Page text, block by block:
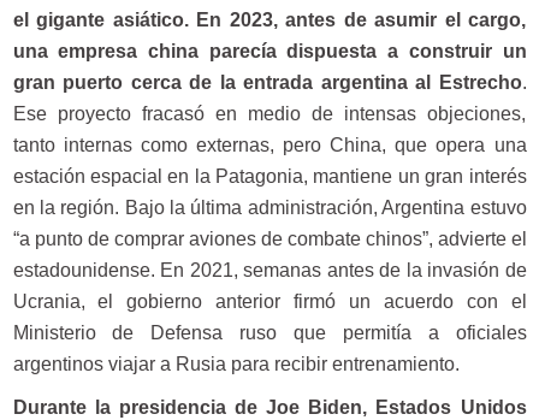
el gigante asiático. En 2023, antes de asumir el cargo,
una empresa china parecía dispuesta a construir un
gran puerto cerca de la entrada argentina al Estrecho.
Ese proyecto fracasó en medio de intensas objeciones,
tanto internas como externas, pero China, que opera una
estación espacial en la Patagonia, mantiene un gran interés
en la región. Bajo la última administración, Argentina estuvo
“a punto de comprar aviones de combate chinos”, advierte el
estadounidense. En 2021, semanas antes de la invasión de
Ucrania, el gobierno anterior firmó un acuerdo con el
Ministerio de Defensa ruso que permitía a oficiales
argentinos viajar a Rusia para recibir entrenamiento.
Durante la presidencia de Joe Biden, Estados Unidos